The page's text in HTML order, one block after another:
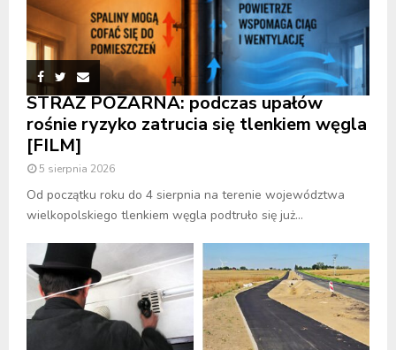
STRAŻ POŻARNA: podczas upałów
rośnie ryzyko zatrucia się tlenkiem węgla
[FILM]
5 sierpnia 2026
Od początku roku do 4 sierpnia na terenie województwa
wielkopolskiego tlenkiem węgla podtruło się już...